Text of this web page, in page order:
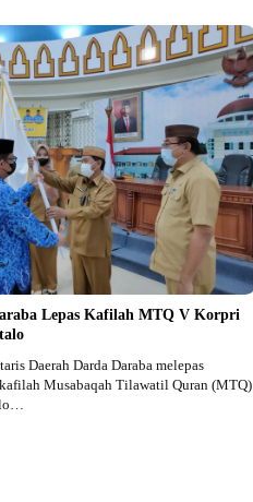
Lepas Kafilah MTQ V Korpri
Daerah Darda Daraba melepas
Musabaqah Tilawatil Quran (MTQ)